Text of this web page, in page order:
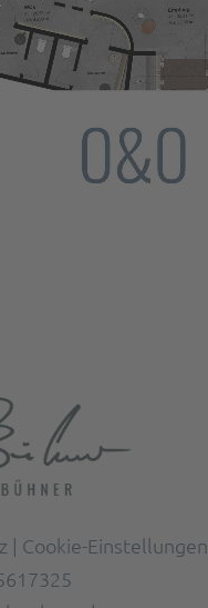
Offers
| Cookie-Einstellungen